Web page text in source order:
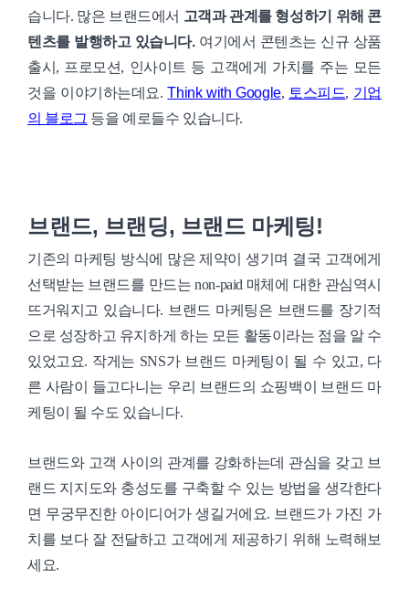
습니다. 많은 브랜드에서 고객과 관계를 형성하기 위해 콘
텐츠를 발행하고 있습니다.여기에서 콘텐츠는 신규 상품
출시, 프로모션, 인사이트 등 고객에게 가치를 주는 모든
것을 이야기하는데요.Think with Google, 토스피드, 기업
의 블로그 등을 예로들수 있습니다.
브랜드, 브랜딩, 브랜드 마케팅!
기존의 마케팅 방식에 많은 제약이 생기며 결국 고객에게
선택받는 브랜드를 만드는 non-paid 매체에 대한 관심역시
뜨거워지고 있습니다. 브랜드 마케팅은 브랜드를 장기적
으로 성장하고 유지하게 하는 모든 활동이라는 점을 알 수
있었고요. 작게는 SNS가 브랜드 마케팅이 될 수 있고, 다
른 사람이 들고다니는 우리 브랜드의 쇼핑백이 브랜드 마
케팅이 될 수도 있습니다.
브랜드와 고객 사이의 관계를 강화하는데 관심을 갖고 브
랜드 지지도와 충성도를 구축할 수 있는 방법을 생각한다
면 무궁무진한 아이디어가 생길거에요. 브랜드가 가진 가
치를 보다 잘 전달하고 고객에게 제공하기 위해 노력해보
세요.